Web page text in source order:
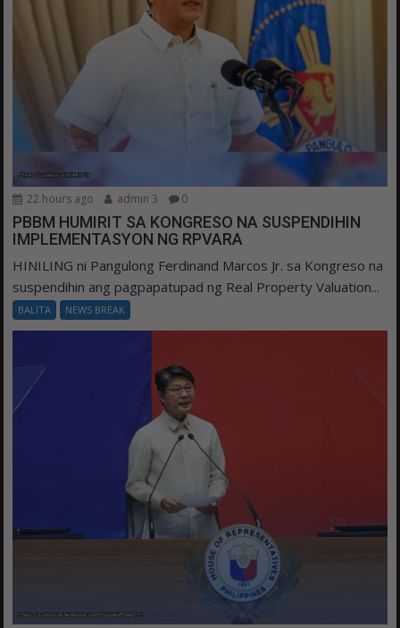
22 hours ago admin 3 0
PBBM HUMIRIT SA KONGRESO NA SUSPENDIHIN
IMPLEMENTASYON NG RPVARA
HINILING ni Pangulong Ferdinand Marcos Jr. sa Kongreso na
suspendihin ang pagpapatupad ng Real Property Valuation...
BALITA NEWS BREAK